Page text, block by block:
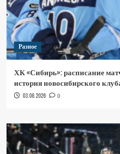
Разное
ХК «Сибирь»: расписание
история новосибирского
03.08.2026 0